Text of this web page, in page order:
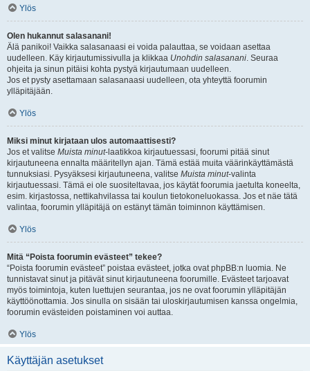
Ylös
Olen hukannut salasanani!
Älä panikoi! Vaikka salasanaasi ei voida palauttaa, se voidaan asettaa
uudelleen. Käy kirjautumissivulla ja klikkaa Unohdin salasanani. Seuraa
ohjeita ja sinun pitäisi kohta pystyä kirjautumaan uudelleen.
Jos et pysty asettamaan salasanaasi uudelleen, ota yhteyttä foorumin
ylläpitäjään.
Ylös
Miksi minut kirjataan ulos automaattisesti?
Jos et valitse Muista minut-laatikkoa kirjautuessasi, foorumi pitää sinut
kirjautuneena ennalta määritellyn ajan. Tämä estää muita väärinkäyttämästä
tunnuksiasi. Pysyäksesi kirjautuneena, valitse Muista minut-valinta
kirjautuessasi. Tämä ei ole suositeltavaa, jos käytät foorumia jaetulta koneelta,
esim. kirjastossa, nettikahvilassa tai koulun tietokoneluokassa. Jos et näe tätä
valintaa, foorumin ylläpitäjä on estänyt tämän toiminnon käyttämisen.
Ylös
Mitä “Poista foorumin evästeet” tekee?
“Poista foorumin evästeet” poistaa evästeet, jotka ovat phpBB:n luomia. Ne
tunnistavat sinut ja pitävät sinut kirjautuneena foorumille. Evästeet tarjoavat
myös toimintoja, kuten luettujen seurantaa, jos ne ovat foorumin ylläpitäjän
käyttöönottamia. Jos sinulla on sisään tai uloskirjautumisen kanssa ongelmia,
foorumin evästeiden poistaminen voi auttaa.
Ylös
Käyttäjän asetukset